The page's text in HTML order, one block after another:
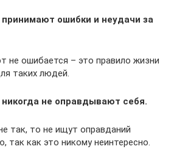
ошибки и неудачи за
не ошибается – это правило жизни
таких людей.
не оправдывают себя.
так, то не ищут оправданий
так как это никому неинтересно.